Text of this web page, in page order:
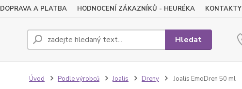
DOPRAVA A PLATBA HODNOCENÍ ZÁKAZNÍKŮ - HEURÉKA KONTAKTY
Hledat
Úvod Podle výrobců Joalis Dreny Joalis EmoDren 50 ml